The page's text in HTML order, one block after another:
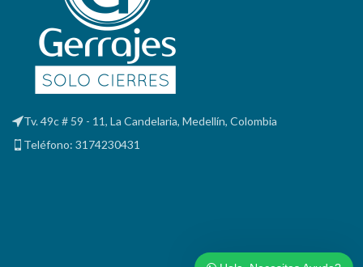
Tv. 49c # 59 - 11, La Candelaria, Medellín, Colombia
Teléfono: 3174230431